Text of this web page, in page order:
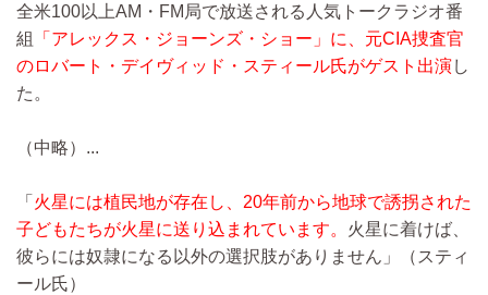
全米100以上AM・FM局で放送される人気トークラジオ番
組
「アレックス・ジョーンズ・ショー」に、元CIA捜査官
のロバート・デイヴィッド・スティール氏がゲスト出演し
た。
（中略）...
「 火星には植民地が存在し、20年前から地球で誘拐された
子どもたちが火星に送り込まれています。 火星に着けば、
彼らには奴隷になる以外の選択肢がありません」（スティ
ール氏）